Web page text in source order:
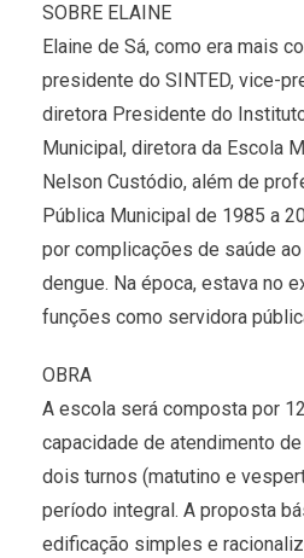
SOBRE ELAINE
Elaine de Sá, como era mais
presidente do SINTED, vice-
diretora Presidente do
Municipal, diretora da Escola
Nelson Custódio, além de
Pública Municipal de 1985 a
por complicações de saúde
dengue. Na época, estava no
funções como servidora
OBRA
A escola será composta por
capacidade de atendimento
dois turnos (matutino e
período integral. A proposta
edificação simples e